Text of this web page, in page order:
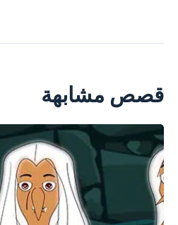
قصص مشابهة